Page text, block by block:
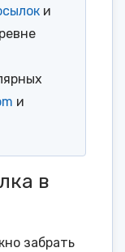
и
и
в
забрать